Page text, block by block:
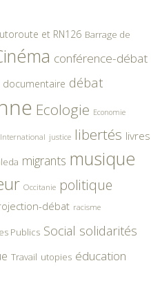
et RN126 Barrage de
conférence-débat
documentaire débat
Ecologie Economie
International justice libertés livres
migrants musique
Occitanie politique
débat racisme
Publics Social solidarités
Travail utopies éducation